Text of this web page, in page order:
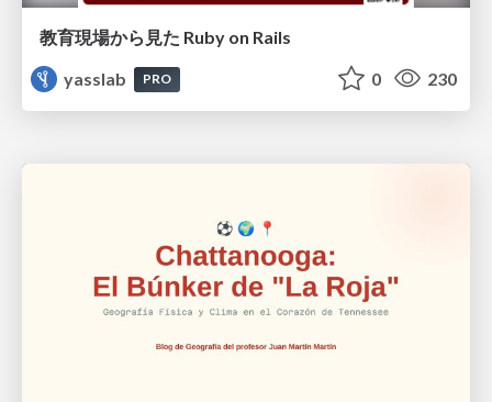
教育現場から見た Ruby on Rails
yasslab
PRO 0 230